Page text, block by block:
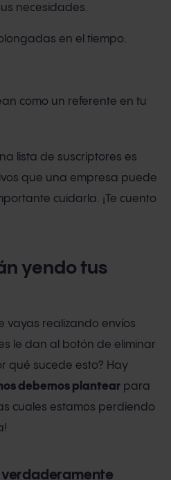
necesidades.
en el tiempo.
como un referente en tu
lista de suscriptores es
que una empresa puede
cuidarla. ¡Te cuento
yendo tus
vayas realizando envíos
le dan al botón de eliminar
qué sucede esto? Hay
debemos plantear para
cuales estamos perdiendo
verdaderamente